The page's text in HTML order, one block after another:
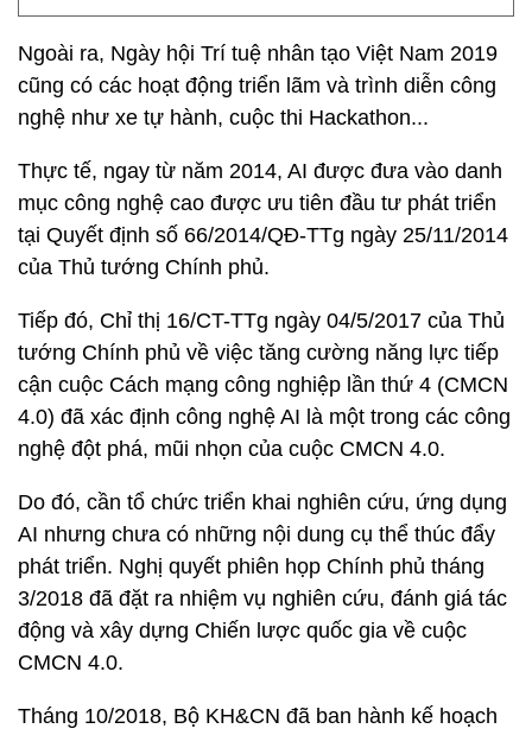
Ngoài ra, Ngày hội Trí tuệ nhân tạo Việt Nam 2019
cũng có các hoạt động triển lãm và trình diễn công
nghệ như xe tự hành, cuộc thi Hackathon...
Thực tế, ngay từ năm 2014, AI được đưa vào danh
mục công nghệ cao được ưu tiên đầu tư phát triển
tại Quyết định số 66/2014/QĐ-TTg ngày 25/11/2014
của Thủ tướng Chính phủ.
Tiếp đó, Chỉ thị 16/CT-TTg ngày 04/5/2017 của Thủ
tướng Chính phủ về việc tăng cường năng lực tiếp
cận cuộc Cách mạng công nghiệp lần thứ 4 (CMCN
4.0) đã xác định công nghệ AI là một trong các công
nghệ đột phá, mũi nhọn của cuộc CMCN 4.0.
Do đó, cần tổ chức triển khai nghiên cứu, ứng dụng
AI nhưng chưa có những nội dung cụ thể thúc đẩy
phát triển. Nghị quyết phiên họp Chính phủ tháng
3/2018 đã đặt ra nhiệm vụ nghiên cứu, đánh giá tác
động và xây dựng Chiến lược quốc gia về cuộc
CMCN 4.0.
Tháng 10/2018, Bộ KH&CN đã ban hành kế hoạch